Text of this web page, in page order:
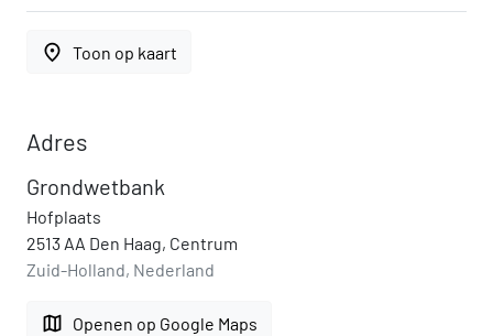
place Toon op kaart
Adres
Grondwetbank
Hofplaats
2513 AA Den Haag, Centrum
Zuid-Holland, Nederland
map Openen op Google Maps